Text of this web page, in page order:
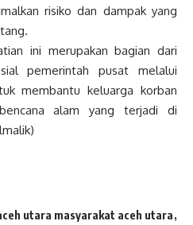
risiko dan dampak yang
ini merupakan bagian dari
pemerintah pusat melalui
membantu keluarga korban
alam yang terjadi di
utara masyarakat aceh utara